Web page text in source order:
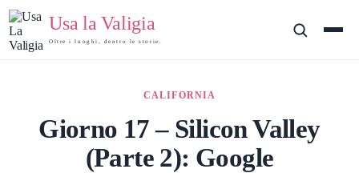
Usa la Valigia
Oltre i luoghi, dentro le storie.
CALIFORNIA
Giorno 17 – Silicon Valley
(Parte 2): Google